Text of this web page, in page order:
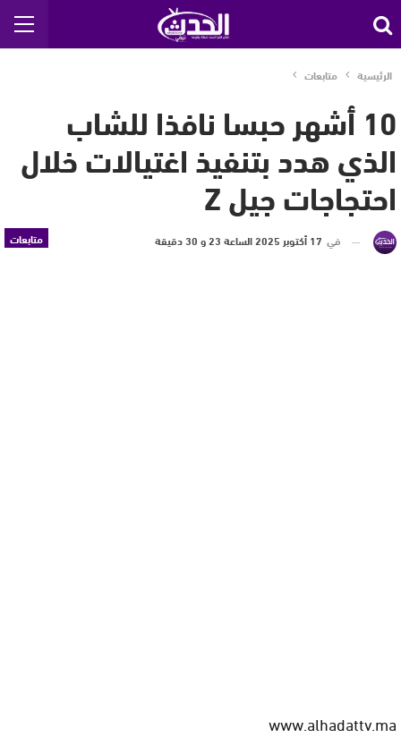
الرئيسية متابعات
10 أشهر حبسا نافذا للشاب
الذي هدد بتنفيذ اغتيالات خلال
احتجاجات جيل Z
متابعات في 17 أكتوبر 2025 الساعة 23 و 30 دقيقة
www.alhadattv.ma